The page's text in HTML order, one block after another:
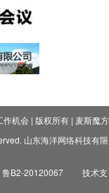
作机会| 版权所有| 麦斯魔方
山东海洋网络科技有限
鲁B2-20120067
技术支